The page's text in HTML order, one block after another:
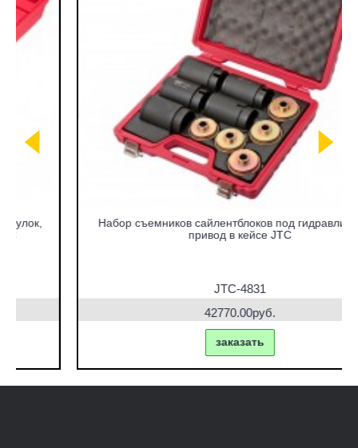
Набор съемников сайлентблоков под гидравлический
привод в кейсе JTC
42770.00руб.